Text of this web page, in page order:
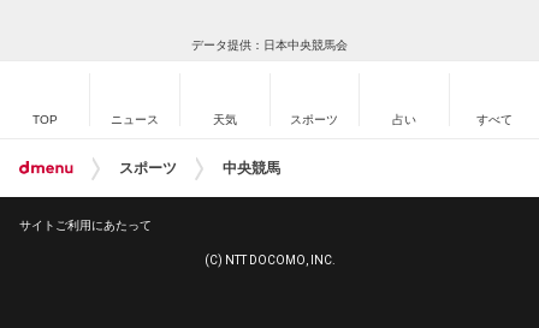
データ提供：日本中央競馬会
TOP ニュース 天気 スポーツ 占い すべて
スポーツ 中央競馬
サイトご利用にあたって
(C) NTT DOCOMO, INC.